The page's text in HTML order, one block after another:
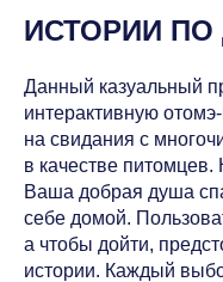
ИСТОРИИ
Данный казуальный
интерактивную
на свидания с
в качестве питомцев.
Ваша добрая душа
себе домой.
а чтобы дойти,
истории. Каждый